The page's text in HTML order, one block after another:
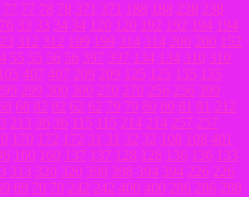
77 77 78 78 371 371 188 188 238 238
33 33 34 34 120 120 192 192 194 194
312 312 199 199 314 314 200 200 152
55 55 56 56 397 397 134 134 310 310
105 407 407 209 209 125 125 135 135
299 300 300 270 270 256 256 399
68 82 82 62 62 79 79 80 80 81 81 212
213 36 36 115 115 214 214 257 257
170 172 172 31 31 32 32 108 108 401
160 160 137 137 128 128 136 136 133
313 320 320 398 398 394 394 226 226
69 70 70 242 242 400 400 286 286 288